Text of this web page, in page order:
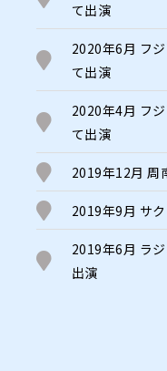
て出演
2020年6月 フ
て出演
2020年4月 フ
て出演
2019年12月 周
2019年9月 サ
2019年6月 ラ
出演